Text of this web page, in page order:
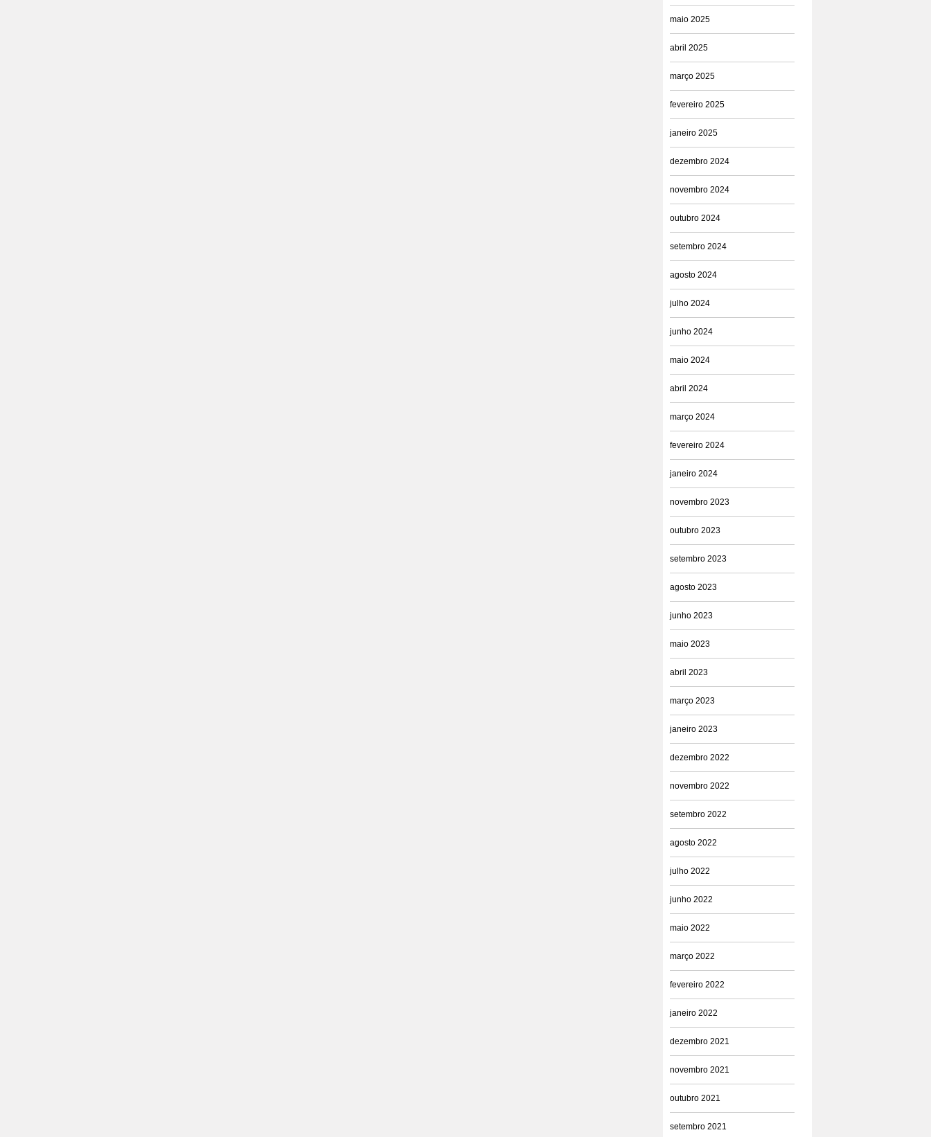
maio 2025
abril 2025
março 2025
fevereiro 2025
janeiro 2025
dezembro 2024
novembro 2024
outubro 2024
setembro 2024
agosto 2024
julho 2024
junho 2024
maio 2024
abril 2024
março 2024
fevereiro 2024
janeiro 2024
novembro 2023
outubro 2023
setembro 2023
agosto 2023
junho 2023
maio 2023
abril 2023
março 2023
janeiro 2023
dezembro 2022
novembro 2022
setembro 2022
agosto 2022
julho 2022
junho 2022
maio 2022
março 2022
fevereiro 2022
janeiro 2022
dezembro 2021
novembro 2021
outubro 2021
setembro 2021